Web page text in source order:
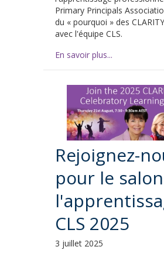
Primary Principals
du « pourquoi » des
avec l'équipe CLS.
En savoir plus...
Rejoignez-
pour le
CLS 2025
3 juillet 2025